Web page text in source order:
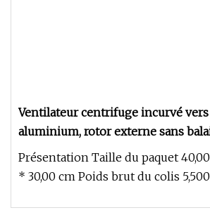
Ventilateur centrifuge incurvé
aluminium, rotor externe sans
DC, pour système de
télécommunications
Présentation Taille du paquet
* 30,00 cm Poids brut du colis